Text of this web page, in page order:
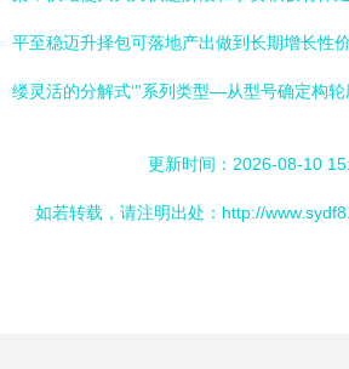
平至稳迈升择包可落地产出做到长期增长性
缕灵活的分解式‘''系列类型—从型号确定构轮
更新时间：2026-08-10
如若转载，请注明出处：http://